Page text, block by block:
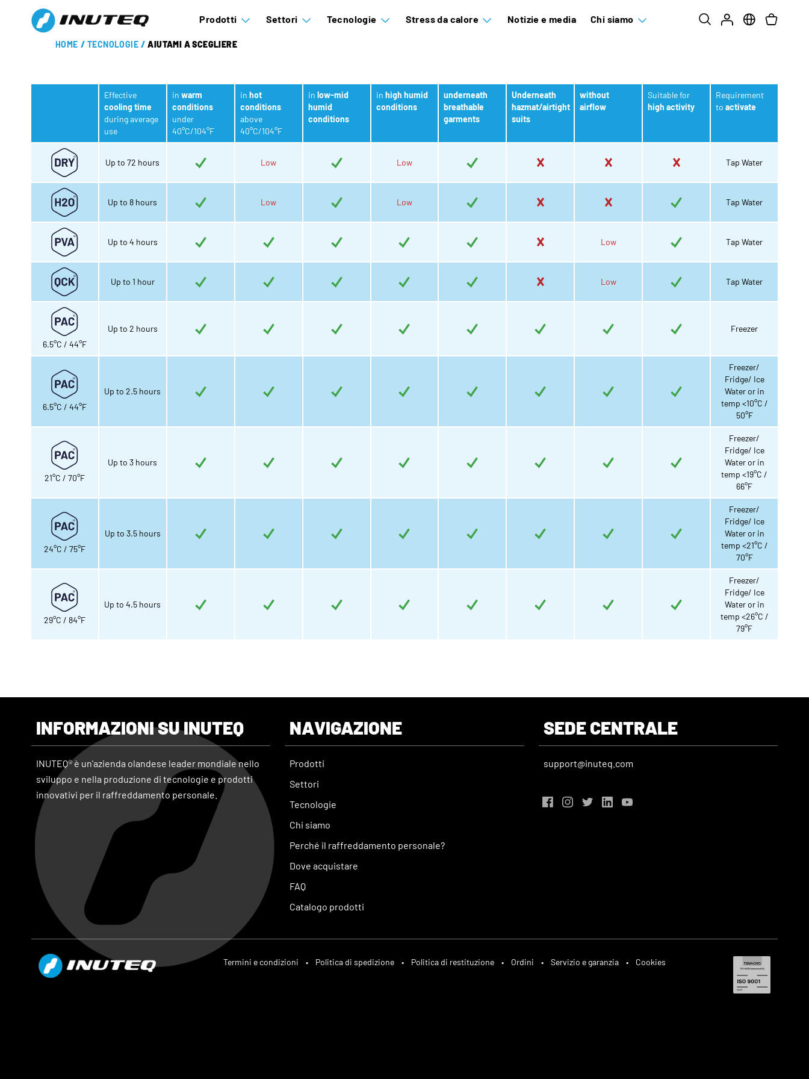
Prodotti Settori Tecnologie Stress da calore Notizie e media Chi siamo
HOME / TECNOLOGIE / AIUTAMI A SCEGLIERE
Effective
cooling time
during average
use
in warm
conditions
under
40°C/104°F
in hot
conditions
above
40°C/104°F
in low-mid
humid
conditions
in high humid
conditions
underneath
breathable
garments
Underneath
hazmat/airtight
suits
without
airflow
Suitable for
high activity
Requirement
toactivate
Up to 72 hours Low Low Tap Water
Up to 8 hours Low Low Tap Water
Up to 4 hours Low Tap Water
Up to 1 hour Low Tap Water
6.5°C / 44°F
Up to 2 hours Freezer
6.5°C / 44°F
Up to 2.5 hours
Freezer/
Fridge/ Ice
Water or in
temp <10°C /
50°F
21°C / 70°F
Up to 3 hours
Freezer/
Fridge/ Ice
Water or in
temp <19°C /
66°F
24°C / 75°F
Up to 3.5 hours
Freezer/
Fridge/ Ice
Water or in
temp <21°C /
70°F
29°C / 84°F
Up to 4.5 hours
Freezer/
Fridge/ Ice
Water or in
temp <26°C /
79°F
INFORMAZIONI SU INUTEQ
INUTEQ® è un'azienda olandese leader mondiale nello
sviluppo e nella produzione di tecnologie e prodotti
innovativi per il raffreddamento personale.
NAVIGAZIONE
Prodotti
Settori
Tecnologie
Chi siamo
Perché il raffreddamento personale?
Dove acquistare
FAQ
Catalogo prodotti
SEDE CENTRALE
support@inuteq.com
Termini e condizioni • Politica di spedizione • Politica di restituzione • Ordini • Servizio e garanzia • Cookies